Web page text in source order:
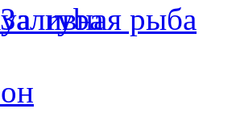
Заливная рыба